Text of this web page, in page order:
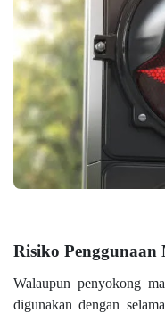
Risiko
Walaupun penyokong
digunakan dengan